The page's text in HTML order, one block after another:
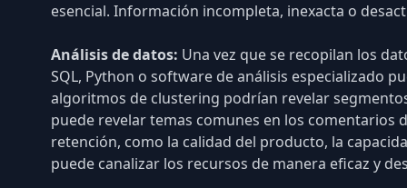
esencial. Información incompleta, inexacta o
Análisis de datos: Una vez que se recopilan los
SQL, Python o software de análisis especializado
algoritmos de clustering podrían revelar
puede revelar temas comunes en los comentarios
retención, como la calidad del producto, la
puede canalizar los recursos de manera eficaz y